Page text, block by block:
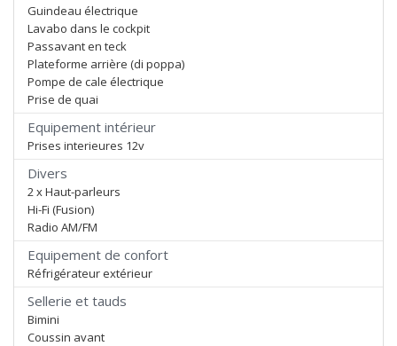
Guindeau électrique
Lavabo dans le cockpit
Passavant en teck
Plateforme arrière (di poppa)
Pompe de cale électrique
Prise de quai
Equipement intérieur
Prises interieures 12v
Divers
2 x Haut-parleurs
Hi-Fi (Fusion)
Radio AM/FM
Equipement de confort
Réfrigérateur extérieur
Sellerie et tauds
Bimini
Coussin avant